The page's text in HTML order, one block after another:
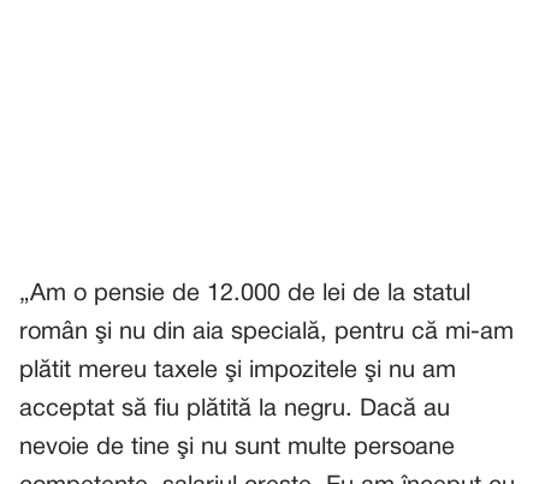
„Am o pensie de 12.000 de lei de la statul
român şi nu din aia specială, pentru că mi-am
plătit mereu taxele şi impozitele şi nu am
acceptat să fiu plătită la negru. Dacă au
nevoie de tine şi nu sunt multe persoane